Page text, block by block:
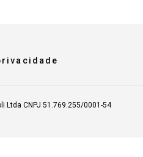
Ltda CNPJ 51.769.255/0001-54